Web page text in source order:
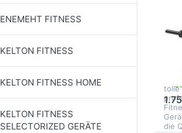
ENEMEHT FITNESS
KELTON FITNESS
KELTON FITNESS HOME
KELTON FITNESS
SELECTORIZED GERÄTE
Die
tolle
die